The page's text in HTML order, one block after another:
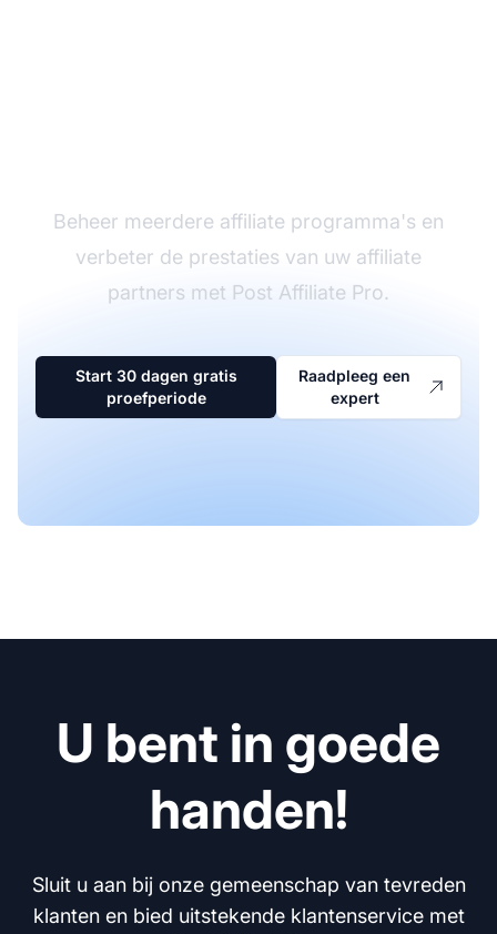
Beheer meerdere affiliate programma's en
verbeter de prestaties van uw affiliate
partners met Post Affiliate Pro.
Start 30 dagen gratis
proefperiode
Raadpleeg een
expert
U bent in goede
handen!
Sluit u aan bij onze gemeenschap van tevreden
klanten en bied uitstekende klantenservice met